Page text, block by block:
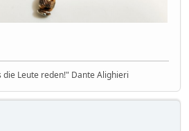
die Leute reden!" Dante Alighieri